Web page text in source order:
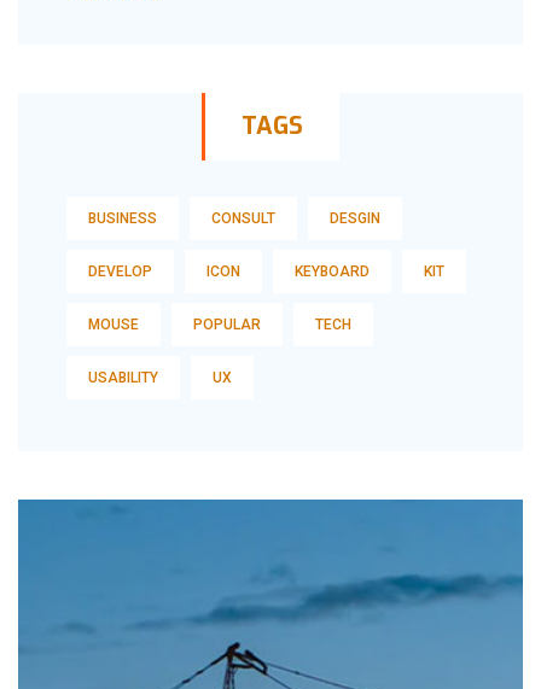
TAGS
BUSINESS CONSULT DESGIN
DEVELOP ICON KEYBOARD KIT
MOUSE POPULAR TECH
USABILITY UX